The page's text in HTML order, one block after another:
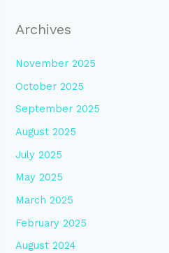
Archives
November 2025
October 2025
September 2025
August 2025
July 2025
May 2025
March 2025
February 2025
August 2024